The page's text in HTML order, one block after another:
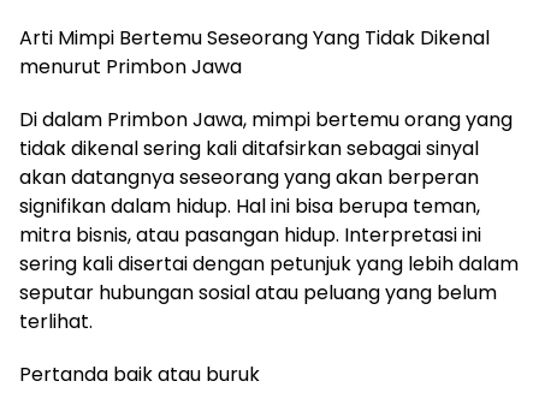
Arti Mimpi Bertemu Seseorang Yang Tidak Dikenal
menurut Primbon Jawa
Di dalam Primbon Jawa, mimpi bertemu orang yang
tidak dikenal sering kali ditafsirkan sebagai sinyal
akan datangnya seseorang yang akan berperan
signifikan dalam hidup. Hal ini bisa berupa teman,
mitra bisnis, atau pasangan hidup. Interpretasi ini
sering kali disertai dengan petunjuk yang lebih dalam
seputar hubungan sosial atau peluang yang belum
terlihat.
Pertanda baik atau buruk